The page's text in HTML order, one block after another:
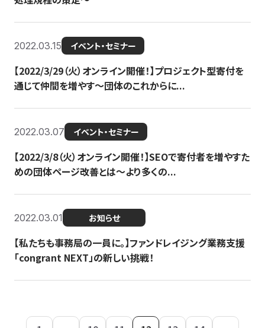
2022.03.15 イベント・セミナー
【2022/3/29（火）オンライン開催！】プロジェクト型寄付を
通じて仲間を増やす～団体のこれからに...
2022.03.07 イベント・セミナー
【2022/3/8（火）オンライン開催！】SEOで寄付者を増やすた
めの団体ページ改善とは～より多くの...
2022.03.01 お知らせ
【私たちも事務局の一員に。】ファンドレイジング業務支援
「congrant NEXT」の新しい挑戦！